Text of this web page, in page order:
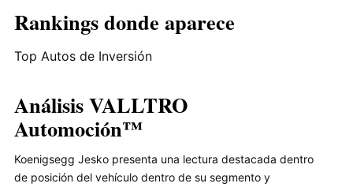
Rankings donde aparece
Top Autos de Inversión
Análisis VALLTRO
Automoción™
Koenigsegg Jesko presenta una lectura destacada dentro
de posición del vehículo dentro de su segmento y